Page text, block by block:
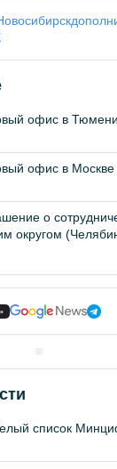
офис в Тюмени
офис в Москве
о
округом
список